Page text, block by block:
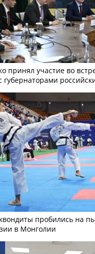
принял участие во
губернаторами
пробились на
в Монголии